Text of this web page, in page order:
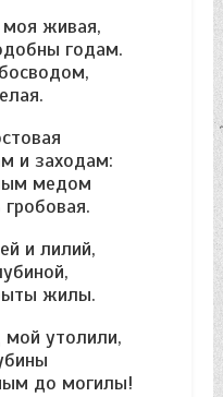
живая,
годам.
и заходам:
медом
и лилий,
жилы.
мой утолили,
до могилы!